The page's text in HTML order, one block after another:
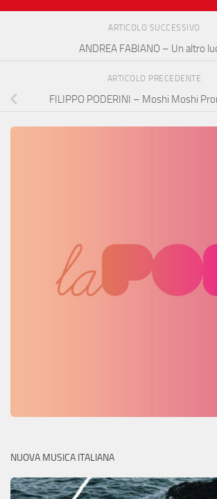
ARTICOLO SUCCESSIVO
ANDREA FABIANO – Un altro
ARTICOLO PRECEDENTE
FILIPPO PODERINI – Moshi Moshi
NUOVA MUSICA ITALIANA